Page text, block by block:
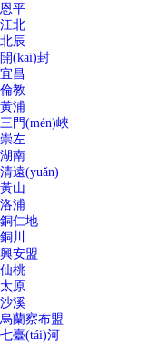
恩平
江北
北辰
開(kāi)封
宜昌
倫教
黃浦
三門(mén)峽
崇左
湖南
清遠(yuǎn)
黃山
洛浦
銅仁地
銅川
興安盟
仙桃
太原
沙溪
烏蘭察布盟
七臺(tái)河